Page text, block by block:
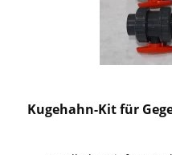
Kugehahn-Kit für